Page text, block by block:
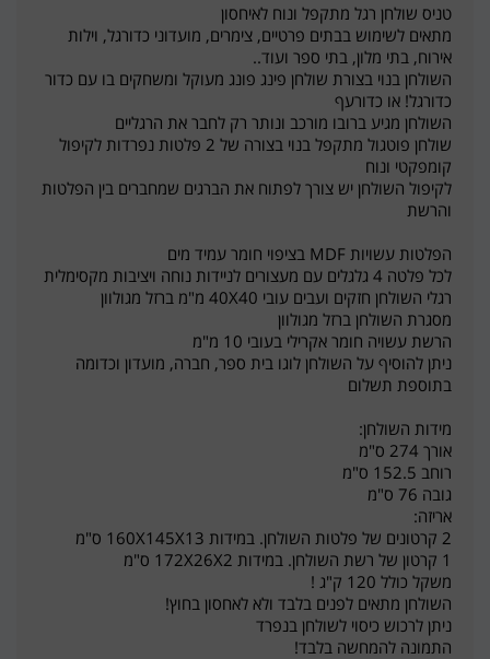
טניס שולחן רגל מתקפל ונוח לאיחסון
מתאים לשימוש בבתים פרטיים, צימרים, מועדוני כדורגל, וילות
אירוח, בתי מלון, בתי ספר ועוד..
השולחן בנוי בצורת שולחן פינג פונג מעוקל ומשחקים בו עם כדור
כדורגל! או כדורעף
השולחן מגיע ברובו מורכב ונותר רק לחבר את הרגליים
שולחן פוטגול מתקפל בנוי בצורה של 2 פלטות נפרדות לקיפול
קומפקטי ונוח
לקיפול השולחן יש צורך לפתוח את הברגים שמחברים בין הפלטות
והרשת
הפלטות עשויות MDF בציפוי חומר עמיד מים
לכל פלטה 4 גלגלים עם מעצורים לניידות נוחה ויציבות מקסימלית
רגלי השולחן חזקים ועבים עובי 40X40 מ"מ ברזל מגולוון
מסגרת השולחן ברזל מגולוון
הרשת עשויה חומר אקרילי בעובי 10 מ"מ
ניתן להוסיף על השולחן לוגו בית ספר, חברה, מועדון וכדומה
בתוספת תשלום
מידות השולחן:
אורך 274 ס"מ
רוחב 152.5 ס"מ
גובה 76 ס"מ
אריזה:
2 קרטונים של פלטות השולחן. במידות 160X145X13 ס"מ
1 קרטון של רשת השולחן. במידות 172X26X2 ס"מ
משקל כולל 120 ק"ג !
השולחן מתאים לפנים בלבד ולא לאחסון בחוץ!
ניתן לרכוש כיסוי לשולחן בנפרד
התמונה להמחשה בלבד!